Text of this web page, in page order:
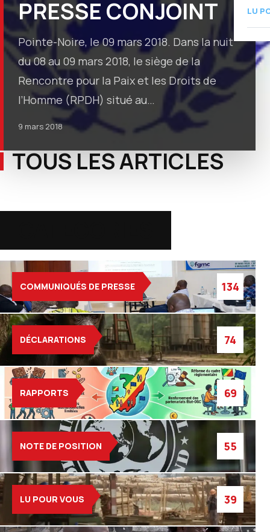
LU
PRESSE CONJOINT
Pointe-Noire, le 09 mars 2018. Dans la nuit
du 08 au 09 mars 2018, le siège de la
Rencontre pour la Paix et les Droits de
l’Homme (RPDH) situé au…
9 mars 2018
TOUS LES ARTICLES
COMMUNIQUÉS DE PRESSE 134
DÉCLARATIONS 74
RAPPORTS 69
NOTE DE POSITION 55
LU POUR VOUS 39